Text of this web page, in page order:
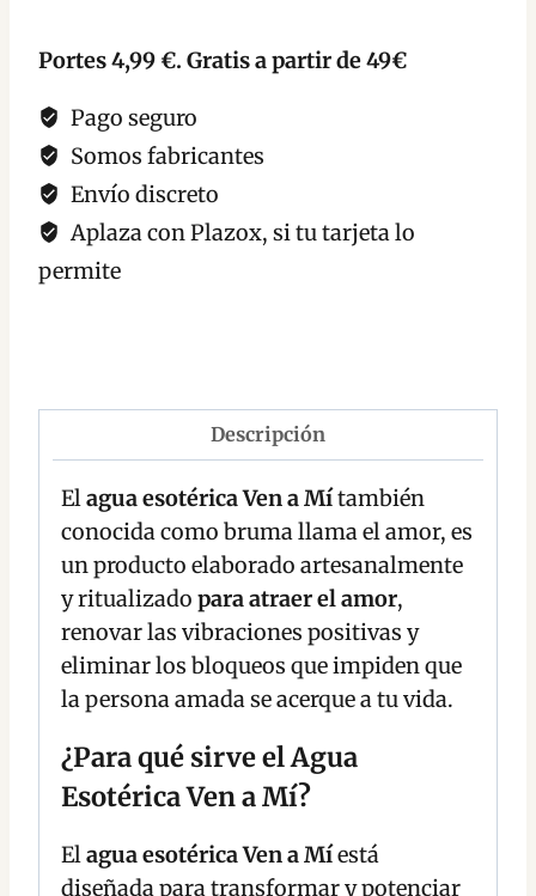
Portes 4,99 €. Gratis a partir de 49€
Pago seguro
Somos fabricantes
Envío discreto
Aplaza con Plazox, si tu tarjeta lo
permite
Descripción
Elagua esotérica Ven a Mítambién
conocida como bruma llama el amor, es
un producto elaborado artesanalmente
y ritualizado para atraer el amor,
renovar las vibraciones positivas y
eliminar los bloqueos que impiden que
la persona amada se acerque a tu vida.
¿Para qué sirve el Agua
Esotérica Ven a Mí?
Elagua esotérica Ven a Míestá
diseñada para transformar y potenciar